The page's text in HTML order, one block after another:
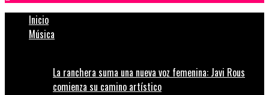
Inicio
Música
La ranchera suma una nueva voz femenina: Javi Rous
comienza su camino artístico